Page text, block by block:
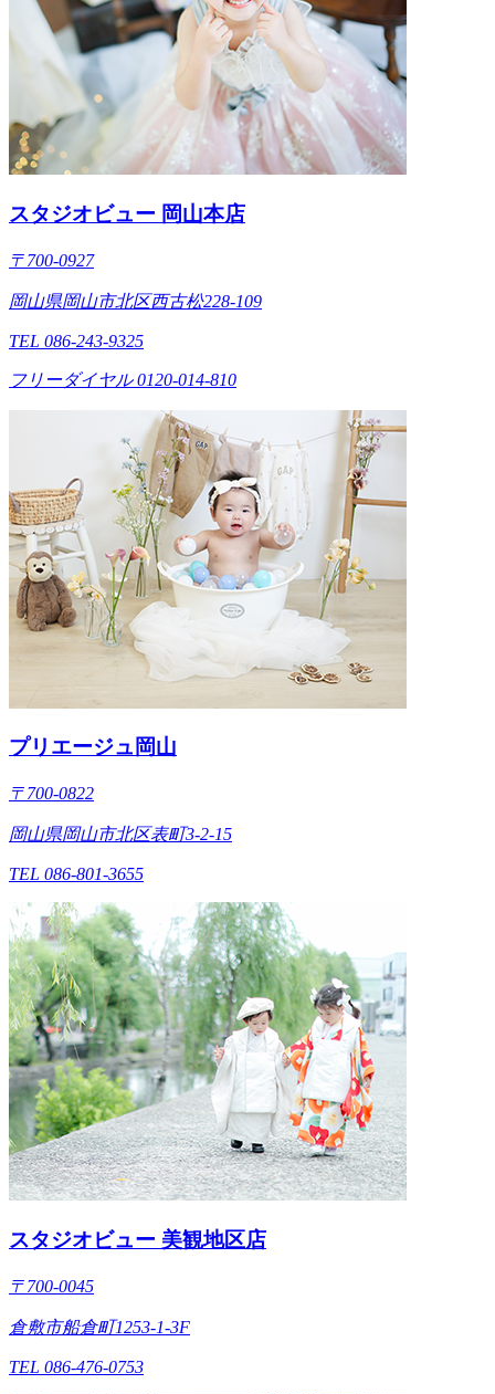
スタジオビュー 岡山本店
〒700-0927
岡山県岡山市北区西古松228-109
TEL 086-243-9325
フリーダイヤル 0120-014-810
プリエージュ岡山
〒700-0822
岡山県岡山市北区表町3-2-15
TEL 086-801-3655
スタジオビュー 美観地区店
〒700-0045
倉敷市船倉町1253-1-3F
TEL 086-476-0753